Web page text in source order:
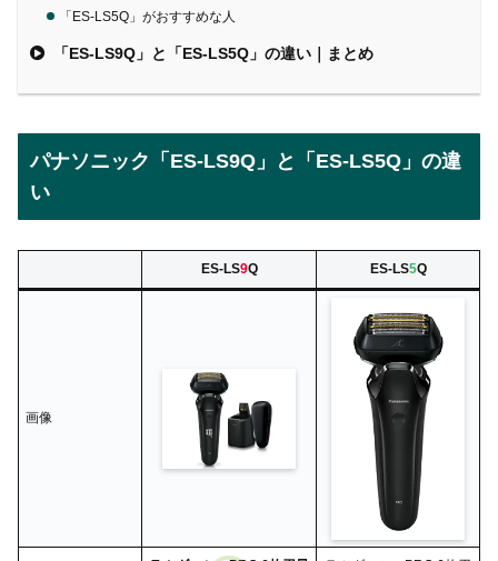
「ES-LS5Q」がおすすめな人
「ES-LS9Q」と「ES-LS5Q」の違い｜まとめ
パナソニック「ES-LS9Q」と「ES-LS5Q」の違
い
ES-LS9Q ES-LS5Q
画像